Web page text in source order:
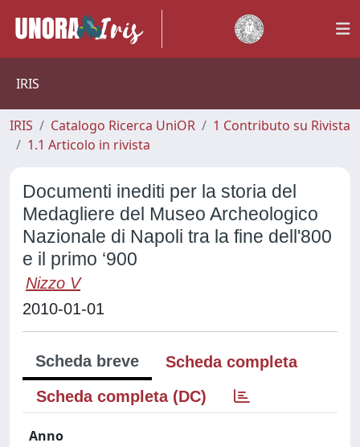
IRIS
IRIS Catalogo Ricerca UniOR
1 Contributo su Rivista
1.1 Articolo in rivista
Documenti inediti per la storia del
Medagliere del Museo Archeologico
Nazionale di Napoli tra la fine dell'800
e il primo ‘900
Nizzo V
2010-01-01
Scheda breve
Scheda completa
Scheda completa (DC)
Anno